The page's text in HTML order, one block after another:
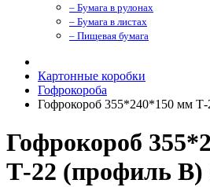
– Бумага в рулонах
– Бумага в листах
– Пищевая бумага
Картонные коробки
Гофрокороба
Гофрокороб 355*240*150 мм
Гофрокороб
Т-22 (профиль